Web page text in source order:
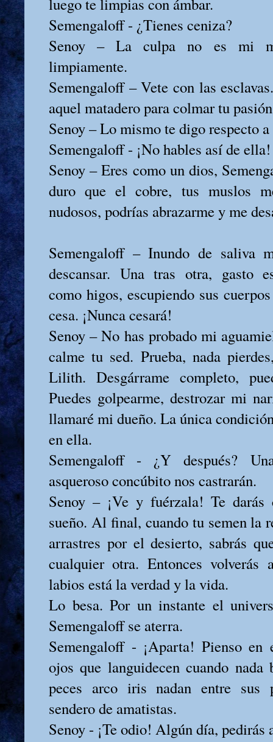
Semengaloff - ¿Tienes ceniza?
Senoy – La culpa no es mi
limpiamente.
Semengaloff – Vete con las
aquel matadero para colmar tu
Senoy – Lo mismo te digo respecto
Semengaloff - ¡No hables así de ella!
Senoy – Eres como un dios,
duro que el cobre, tus muslos
nudosos, podrías abrazarme y me
Semengaloff – Inundo de saliva
descansar. Una tras otra, gasto
como higos, escupiendo sus
cesa. ¡Nunca cesará!
Senoy – No has probado mi
calme tu sed. Prueba, nada
Lilith. Desgárrame completo,
Puedes golpearme, destrozar mi
llamaré mi dueño. La única
en ella.
Semengaloff - ¿Y después?
asqueroso concúbito nos castrarán.
Senoy – ¡Ve y fuérzala! Te
sueño. Al final, cuando tu semen la
arrastres por el desierto, sabrás
cualquier otra. Entonces
labios está la verdad y la vida.
Lo besa. Por un instante el
Semengaloff se aterra.
Semengaloff - ¡Aparta! Pienso en
ojos que languidecen cuando
peces arco iris nadan entre sus
sendero de amatistas.
Senoy - ¡Te odio! Algún día, pedirás